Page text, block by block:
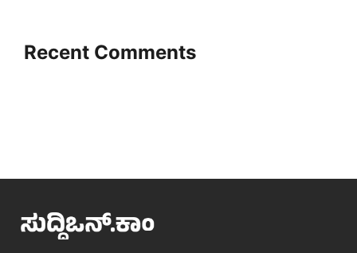
Recent Comments